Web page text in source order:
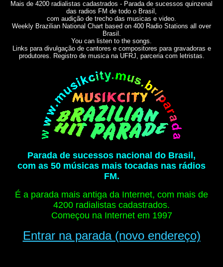
Mais de 4200 radialistas cadastrados - Parada de sucessos quinzenal
das radios FM de todo o Brasil,
com audição de trecho das musicas e video.
Weekly Brazilian National Chart based on 400 Radio Stations all over
Brasil.
You can listen to the songs.
Links para divulgação de cantores e compositores para gravadoras e
produtores. Registro de musica na UFRJ, parceria com letristas.
Parada de sucessos nacional do Brasil,
com as 50 músicas mais tocadas nas rádios
FM.
É a parada mais antiga da Internet, com mais de
4200 radialistas cadastrados.
Começou na Internet em 1997
Entrar na parada (novo endereço)